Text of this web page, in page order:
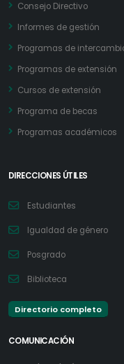
Consejo Directivo
Informes de gestión
Programas de
Programas de extensión
Cursos de extensión
Programa de becas
Programas académicos
DIRECCIONES ÚTILES
Estudiantes
Igualdad de género
Posgrado
Biblioteca
Directorio completo
COMUNICACIÓN